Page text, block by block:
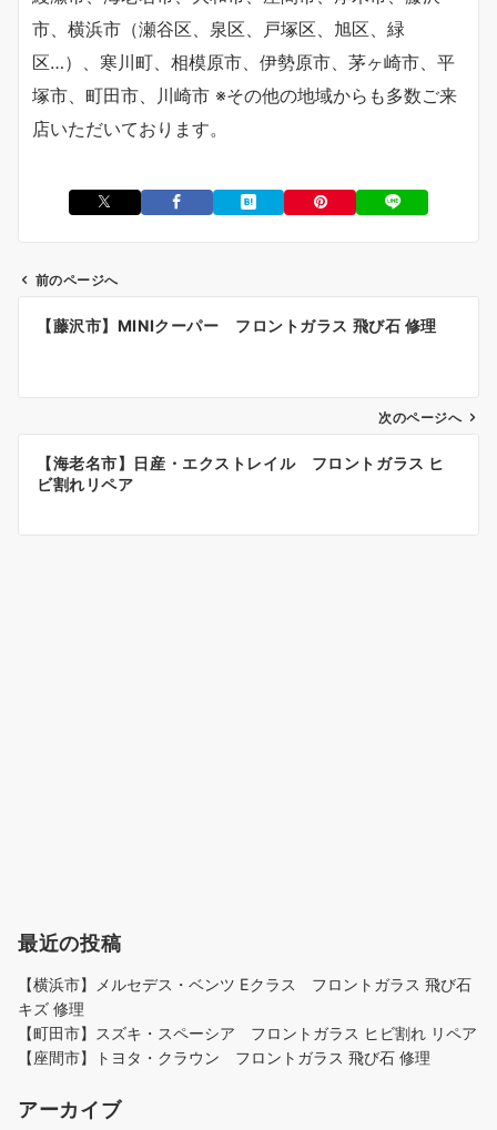
市、横浜市（瀬谷区、泉区、戸塚区、旭区、緑
区…）、寒川町、相模原市、伊勢原市、茅ヶ崎市、平
塚市、町田市、川崎市 ※その他の地域からも多数ご来
店いただいております。
ン
前のページへ
【藤沢市】MINIクーパー フロントガラス 飛び石 修理
次のページへ
【海老名市】日産・エクストレイル フロントガラス ヒ
ビ割れリペア
最近の投稿
【横浜市】メルセデス・ベンツ Eクラス フロントガラス 飛び石
キズ 修理
【町田市】スズキ・スペーシア フロントガラス ヒビ割れ リペア
【座間市】トヨタ・クラウン フロントガラス 飛び石 修理
アーカイブ